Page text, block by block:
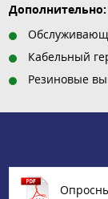
Дополнительно:
Кабельный
Резиновые